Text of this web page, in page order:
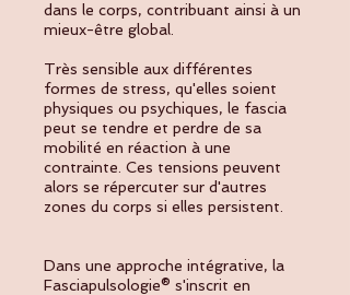
dans le corps, contribuant ainsi à un
mieux-être global.
Très sensible aux différentes
formes de stress, qu'elles soient
physiques ou psychiques, le fascia
peut se tendre et perdre de sa
mobilité en réaction à une
contrainte. Ces tensions peuvent
alors se répercuter sur d'autres
zones du corps si elles persistent.
Dans une approche intégrative, la
Fasciapulsologie® s'inscrit en